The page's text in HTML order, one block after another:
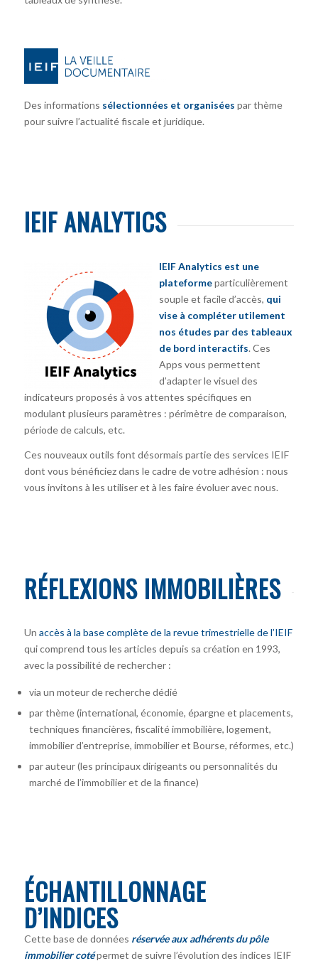
Des informations sélectionnées et organisées par thème
pour suivre l’actualité fiscale et juridique.
IEIF ANALYTICS
IEIF Analytics est une
plateformeparticulièrement
souple et facile d’accès, qui
vise à compléter utilement
nos études par des tableaux
de bord interactifs. Ces
Apps vous permettent
d’adapter le visuel des
indicateurs proposés à vos attentes spécifiques en
modulant plusieurs paramètres : périmètre de comparaison,
période de calculs, etc.
Ces nouveaux outils font désormais partie des services IEIF
dont vous bénéficiez dans le cadre de votre adhésion : nous
vous invitons à les utiliser et à les faire évoluer avec nous.
RÉFLEXIONS IMMOBILIÈRES
Un accès à la base complète de la revue trimestrielle de l’IEIF
qui comprend tous les articles depuis sa création en 1993,
avec la possibilité de rechercher :
via un moteur de recherche dédié
par thème (international, économie, épargne et placements,
techniques financières, fiscalité immobilière, logement,
immobilier d’entreprise, immobilier et Bourse, réformes, etc.)
par auteur (les principaux dirigeants ou personnalités du
marché de l’immobilier et de la finance)
ÉCHANTILLONNAGE
D’INDICES
Cette base de données réservée aux adhérents du pôle
immobilier coté permet de suivre l’évolution des indices IEIF